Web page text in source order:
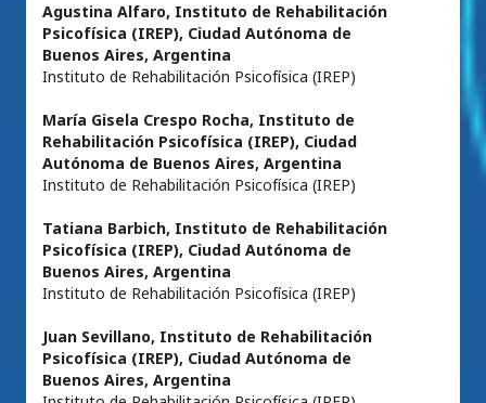
Agustina Alfaro, Instituto de Rehabilitación
Psicofísica (IREP), Ciudad Autónoma de
Buenos Aires, Argentina
Instituto de Rehabilitación Psicofísica (IREP)
María Gisela Crespo Rocha, Instituto de
Rehabilitación Psicofísica (IREP), Ciudad
Autónoma de Buenos Aires, Argentina
Instituto de Rehabilitación Psicofísica (IREP)
Tatiana Barbich, Instituto de Rehabilitación
Psicofísica (IREP), Ciudad Autónoma de
Buenos Aires, Argentina
Instituto de Rehabilitación Psicofísica (IREP)
Juan Sevillano, Instituto de Rehabilitación
Psicofísica (IREP), Ciudad Autónoma de
Buenos Aires, Argentina